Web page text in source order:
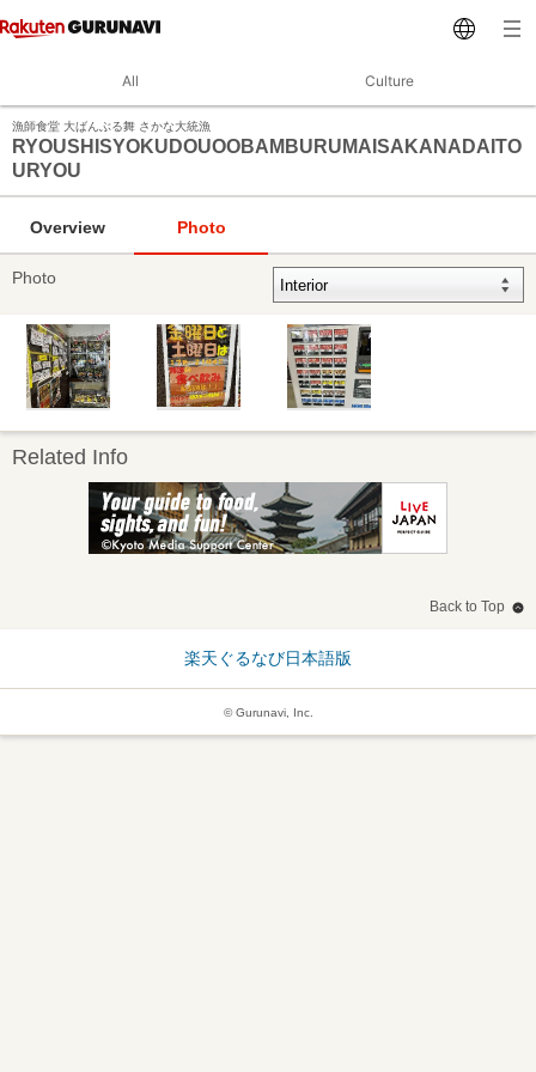
All Culture
漁師食堂 大ばんぶる舞 さかな大統漁
RYOUSHISYOKUDOUOOBAMBURUMAISAKANADAITO
URYOU
Overview Photo
Photo
Related Info
Back to Top
楽天ぐるなび日本語版
© Gurunavi, Inc.